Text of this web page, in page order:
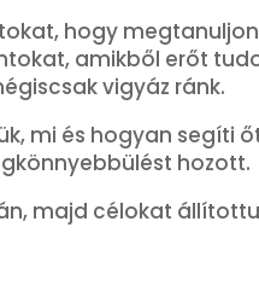
hogy
amikből erőt
vigyáz ránk.
mi és hogyan segíti
hozott.
majd célokat